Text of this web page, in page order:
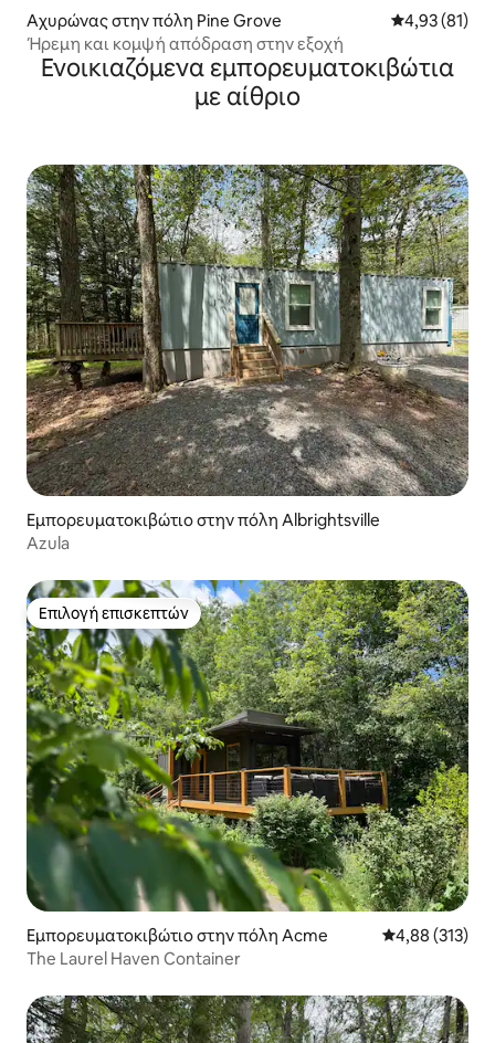
Αχυρώνας στην πόλη Pine Grove Μέση
4,93 (81)
Ήρεμη και κομψή απόδραση στην εξοχή
Ενοικιαζόμενα εμπορευματοκιβώτια
με αίθριο
Εμπορευματοκιβώτιο στην πόλη Albrightsville
Azula
Επιλογή επισκεπτών
Επιλογή επισκεπτών
Εμπορευματοκιβώτιο στην πόλη Acme Μέση
4,88 (313)
The Laurel Haven Container